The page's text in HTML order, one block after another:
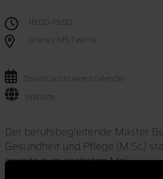
18:00-19:00
online | MS Teams
Download to event calender
Website
Der berufsbegleitende Master
Gesundheit und Pflege (M.Sc.)
bereits zum sechsten Mal.